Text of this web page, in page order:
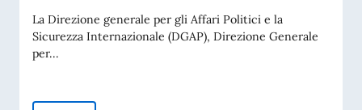
La Direzione generale per gli Affari Politici e la
Sicurezza Internazionale (DGAP), Direzione Generale
per...